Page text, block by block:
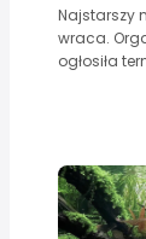
Najstarszy
wraca.
ogłosiła